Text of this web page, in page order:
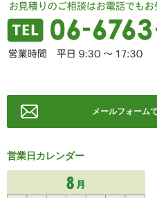
メールフォーム
営業日カレンダー